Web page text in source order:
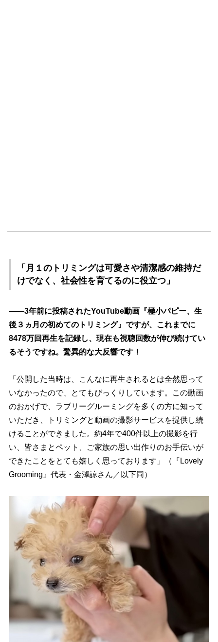
「月１のトリミングは可愛さや清潔感の維持だ
けでなく、社会性を育てるのに役立つ」
――3年前に投稿されたYouTube動画『極小パピー、生
後３ヵ月の初めてのトリミング』ですが、これまでに
8478万回再生を記録し、現在も視聴回数が伸び続けてい
るそうですね。驚異的な大反響です！
「公開した当時は、こんなに再生されるとは全然思って
いなかったので、とてもびっくりしています。この動画
のおかげで、ラブリーグルーミングを多くの方に知って
いただき、トリミングと動画の撮影サービスを提供し続
けることができました。約4年で400件以上の撮影を行
い、皆さまとペット、ご家族の思い出作りのお手伝いが
できたことをとても嬉しく思っております」（『Lovely
Grooming』代表・金澤諒さん／以下同）